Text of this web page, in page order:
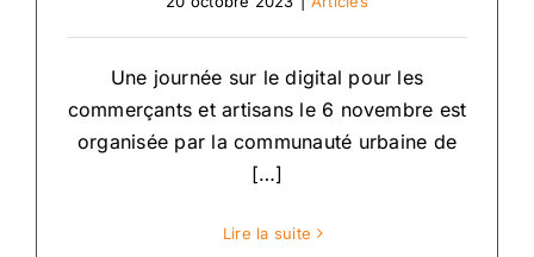
Une journée sur le digital pour les
commerçants et artisans le 6 novembre est
organisée par la communauté urbaine de
[…]
Lire la suite